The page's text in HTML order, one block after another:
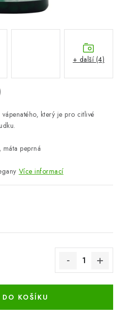
Slovník pojmů
který je pro citlivé
peprná
Více informací
KOŠÍKU
+ další (4)